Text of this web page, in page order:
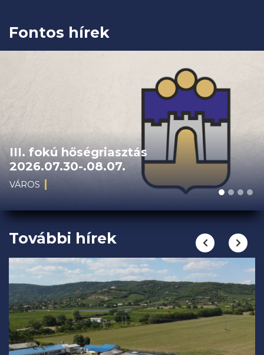
Fontos hírek
III. fokú hőségriasztás
2026.07.30-.08.07.
VÁROS
További hírek